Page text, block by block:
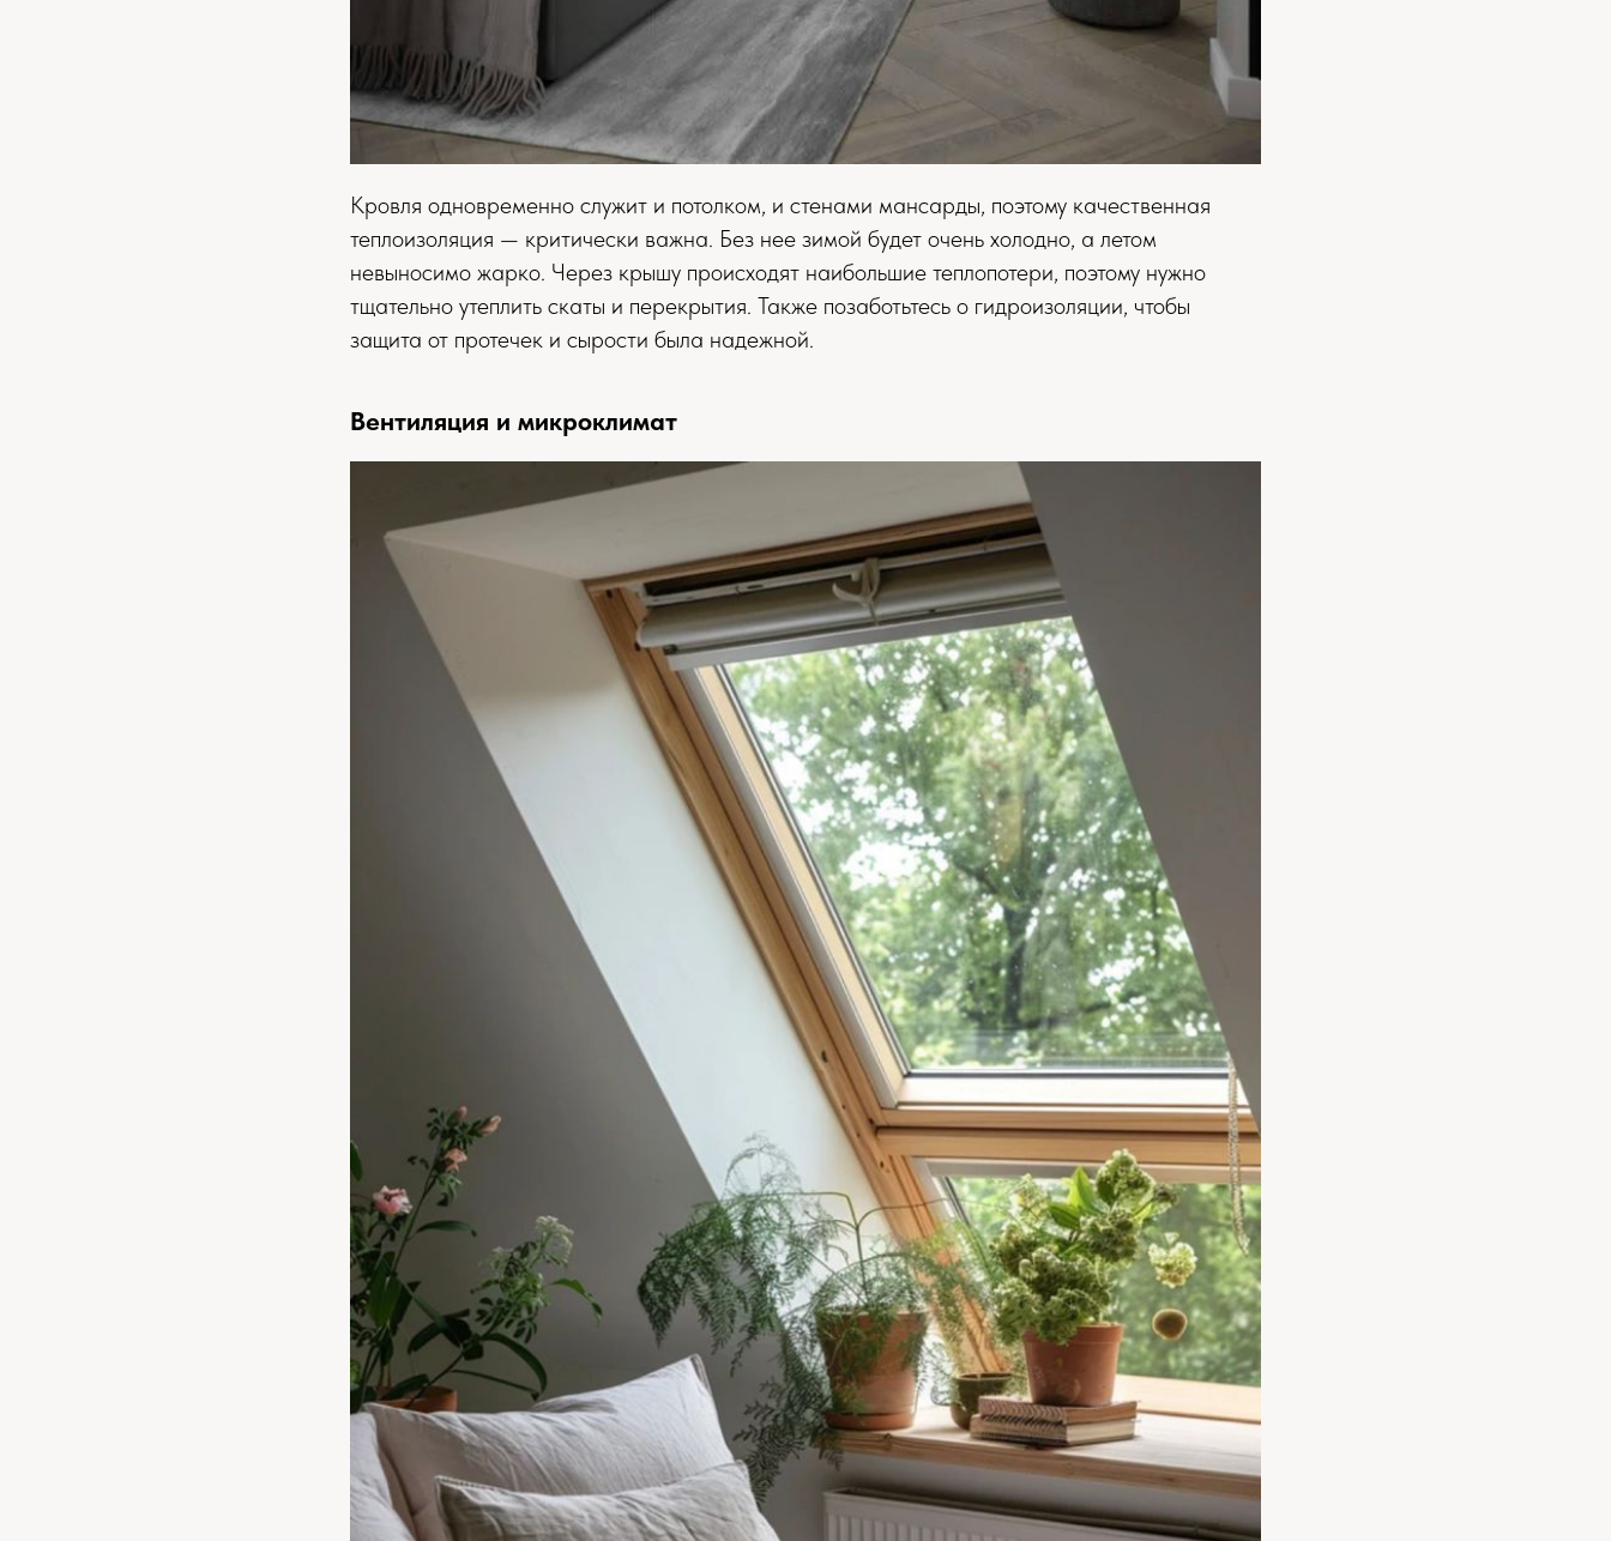
Кровля одновременно служит и потолком, и стенами мансарды, поэтому качественная
теплоизоляция — критически важна. Без нее зимой будет очень холодно, а летом
невыносимо жарко. Через крышу происходят наибольшие теплопотери, поэтому нужно
тщательно утеплить скаты и перекрытия. Также позаботьтесь о гидроизоляции, чтобы
защита от протечек и сырости была надежной.
Вентиляция и микроклимат